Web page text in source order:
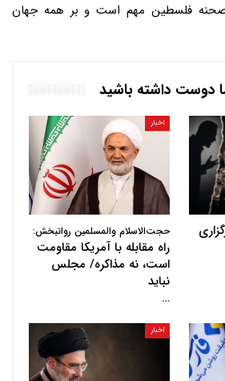
صحنه فلسطین مهم است و بر همه جهان
داشته باشید
اخبار
حجت‌الاسلام والمسلمین روانبخش:
راه مقابله با آمریکا مقاومت
است، نه مذاکره/ مجلس
نباید
…
اخبار